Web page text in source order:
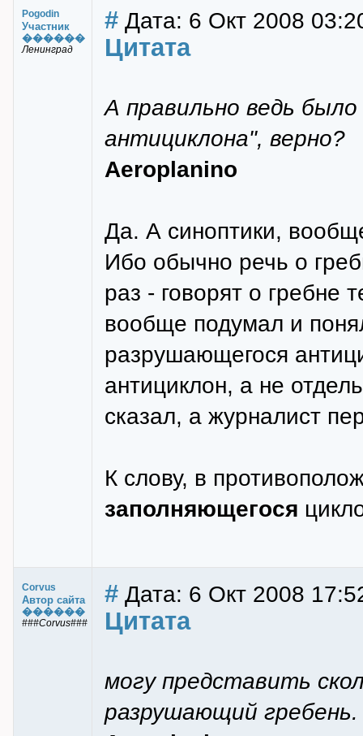
Pogodin
Участник
������
Ленинград
# Дата: 6 Окт 2008
Цитата
А правильно ведь
антициклона", верно?
Aeroplanino
Да. А синоптики,
Ибо обычно речь о
раз - говорят о гребне
вообще подумал и
разрушающегося
антициклон, а не
сказал, а журналист
К слову, в
заполняющегося
Corvus
Автор сайта
������
###Corvus###
# Дата: 6 Окт 2008
Цитата
могу представить
разрушающий